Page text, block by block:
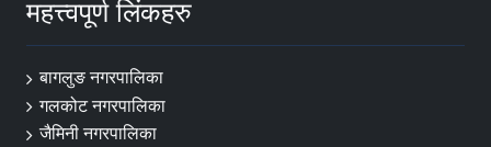
महत्त्वपूर्ण लिंकहरु
बागलुङ नगरपालिका
गलकोट नगरपालिका
जैमिनी नगरपालिका